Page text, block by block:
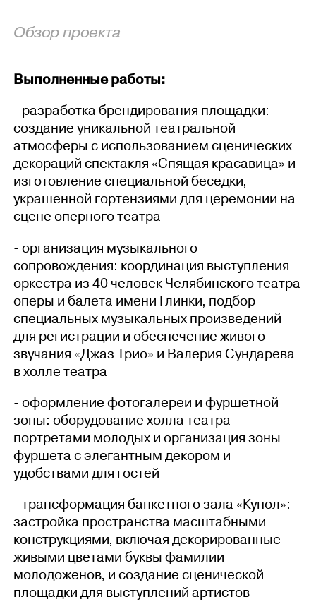
Обзор проекта
Выполненные работы:
- разработка брендирования площадки:
создание уникальной театральной
атмосферы с использованием сценических
декораций спектакля «Спящая красавица» и
изготовление специальной беседки,
украшенной гортензиями для церемонии на
сцене оперного театра
- организация музыкального
сопровождения: координация выступления
оркестра из 40 человек Челябинского театра
оперы и балета имени Глинки, подбор
специальных музыкальных произведений
для регистрации и обеспечение живого
звучания «Джаз Трио» и Валерия Сундарева
в холле театра
- оформление фотогалереи и фуршетной
зоны: оборудование холла театра
портретами молодых и организация зоны
фуршета с элегантным декором и
удобствами для гостей
- трансформация банкетного зала «Купол»:
застройка пространства масштабными
конструкциями, включая декорированные
живыми цветами буквы фамилии
молодоженов, и создание сценической
площадки для выступлений артистов